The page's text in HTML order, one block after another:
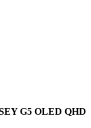
G5 OLED QHD